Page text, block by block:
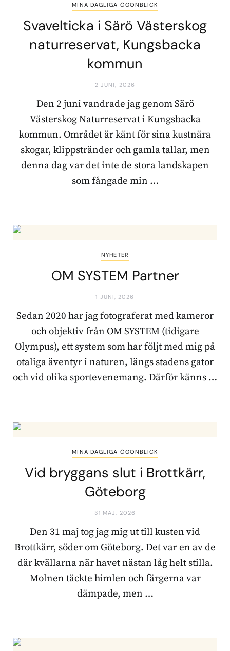
MINA DAGLIGA ÖGONBLICK
Svavelticka i Särö Västerskog
naturreservat, Kungsbacka
kommun
2 JUNI, 2026
Den 2 juni vandrade jag genom Särö
Västerskog Naturreservat i Kungsbacka
kommun. Området är känt för sina kustnära
skogar, klippstränder och gamla tallar, men
denna dag var det inte de stora landskapen
som fångade min …
NYHETER
OM SYSTEM Partner
1 JUNI, 2026
Sedan 2020 har jag fotograferat med kameror
och objektiv från OM SYSTEM (tidigare
Olympus), ett system som har följt med mig på
otaliga äventyr i naturen, längs stadens gator
och vid olika sportevenemang. Därför känns …
MINA DAGLIGA ÖGONBLICK
Vid bryggans slut i Brottkärr,
Göteborg
31 MAJ, 2026
Den 31 maj tog jag mig ut till kusten vid
Brottkärr, söder om Göteborg. Det var en av de
där kvällarna när havet nästan låg helt stilla.
Molnen täckte himlen och färgerna var
dämpade, men …